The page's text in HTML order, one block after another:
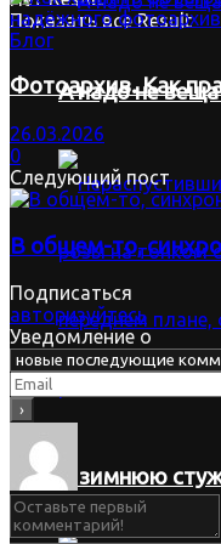
Показать все Result
А надо не
В зимнюю
Блог
Фотоархив. Как
26.03.2026
0
Следующий пост
В общем-то,
Подписаться
авторизуйтесь
Уведомление о